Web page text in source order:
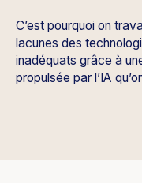
C’est pourquoi on
lacunes des
inadéquats grâce à
propulsée par l’IA